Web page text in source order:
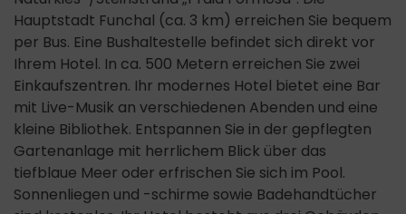
Hauptstadt Funchal (ca. 3 km) erreichen Sie bequem
per Bus. Eine Bushaltestelle befindet sich direkt vor
Ihrem Hotel. In ca. 500 Metern erreichen Sie zwei
Einkaufszentren. Ihr modernes Hotel bietet eine Bar
mit Live-Musik an verschiedenen Abenden und eine
kleine Bibliothek. Entspannen Sie in der gepflegten
Gartenanlage mit herrlichem Blick über das
tiefblaue Meer oder erfrischen Sie sich im Pool.
Sonnenliegen und -schirme sowie Badehandtücher